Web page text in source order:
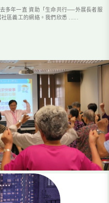
多年一直 資助「生命共行──外展長者服
區義工的網絡。我們欣悉 ......